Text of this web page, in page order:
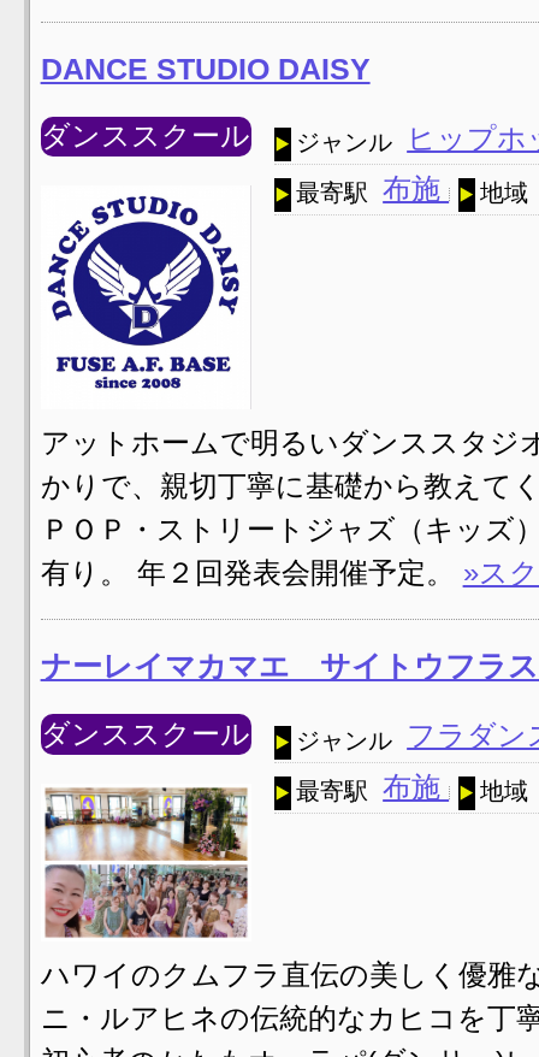
DANCE STUDIO DAISY
ダンススクール ジャンル ヒップ
最寄駅 布施 地域
アットホームで明るいダンススタジ
かりで、親切丁寧に基礎から教えて
ＰＯＰ・ストリートジャズ（キッズ
有り。 年２回発表会開催予定。 »ス
ナーレイマカマエ サイトウフラ
ダンススクール ジャンル フラダン
最寄駅 布施 地域
ハワイのクムフラ直伝の美しく優雅
ニ・ルアヒネの伝統的なカヒコを丁